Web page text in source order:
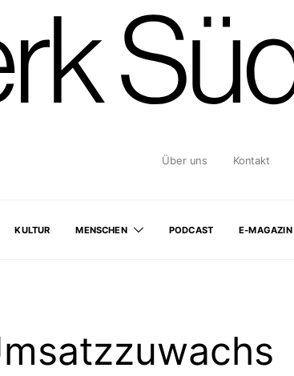
Über uns Kontakt
KULTUR MENSCHEN PODCAST E-MAGAZIN